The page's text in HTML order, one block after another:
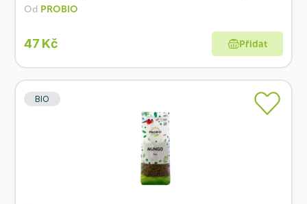
Od PROBIO
47 Kč Přidat
BIO